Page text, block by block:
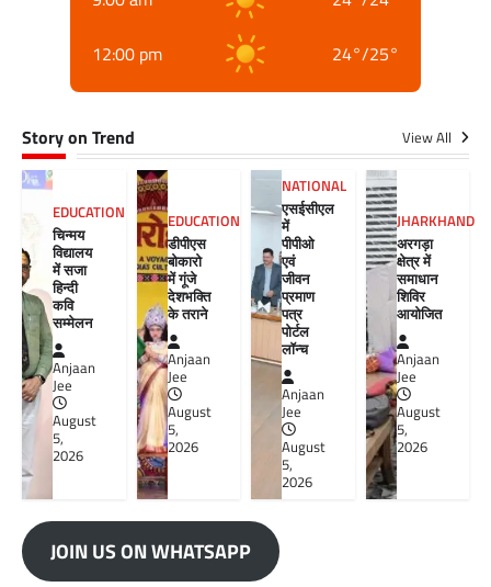
12:00 pm 24°/25°
Story on Trend View All
EDUCATION
चिन्मय
विद्यालय
में सजा
हिन्दी
कवि
सम्मेलन
Anjaan
Jee
August
5,
2026
EDUCATION
डीपीएस
बोकारो
में गूंजे
देशभक्ति
के तराने
Anjaan
Jee
August
5,
2026
NATIONAL
एसईसीएल
में
पीपीओ
एवं
जीवन
प्रमाण
पत्र
पोर्टल
लॉन्च
Anjaan
Jee
August
5,
2026
JHARKHAND
अरगड़ा
क्षेत्र में
समाधान
शिविर
आयोजित
Anjaan
Jee
August
5,
2026
JOIN US ON WHATSAPP